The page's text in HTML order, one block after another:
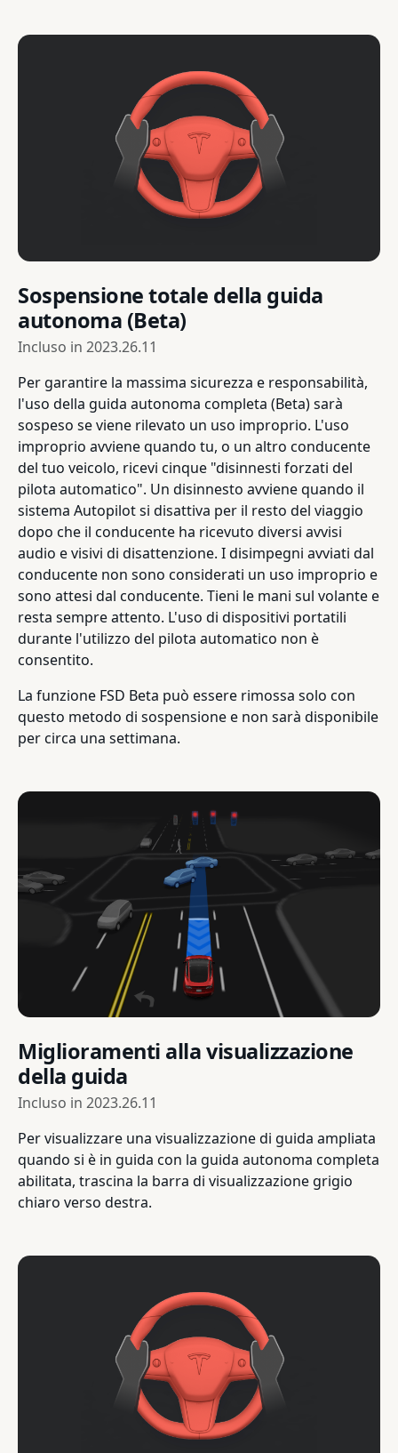
Sospensione totale della guida
autonoma (Beta)
Incluso in 2023.26.11
Per garantire la massima sicurezza e responsabilità,
l'uso della guida autonoma completa (Beta) sarà
sospeso se viene rilevato un uso improprio. L'uso
improprio avviene quando tu, o un altro conducente
del tuo veicolo, ricevi cinque "disinnesti forzati del
pilota automatico". Un disinnesto avviene quando il
sistema Autopilot si disattiva per il resto del viaggio
dopo che il conducente ha ricevuto diversi avvisi
audio e visivi di disattenzione. I disimpegni avviati dal
conducente non sono considerati un uso improprio e
sono attesi dal conducente. Tieni le mani sul volante e
resta sempre attento. L'uso di dispositivi portatili
durante l'utilizzo del pilota automatico non è
consentito.
La funzione FSD Beta può essere rimossa solo con
questo metodo di sospensione e non sarà disponibile
per circa una settimana.
Miglioramenti alla visualizzazione
della guida
Incluso in 2023.26.11
Per visualizzare una visualizzazione di guida ampliata
quando si è in guida con la guida autonoma completa
abilitata, trascina la barra di visualizzazione grigio
chiaro verso destra.